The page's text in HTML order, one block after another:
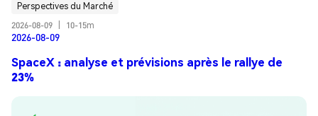
Perspectives du Marché
2026-08-09
10-15m
2026-08-09
SpaceX : analyse et prévisions après le rallye de
23%